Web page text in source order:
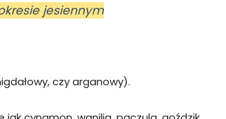
jesiennym
czy arganowy).